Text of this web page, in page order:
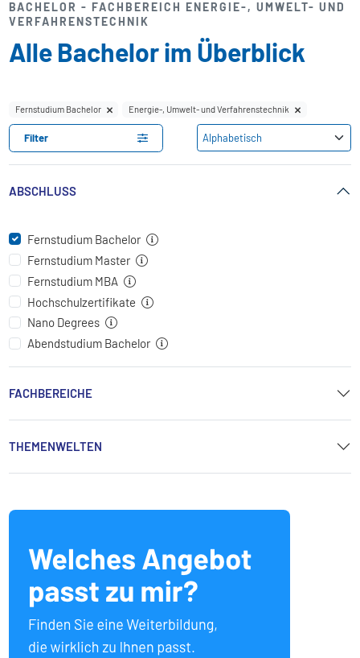
BACHELOR - FACHBEREICH ENERGIE-, UMWELT- UND
VERFAHRENSTECHNIK
Alle Bachelor im Überblick
Fernstudium Bachelor Energie-, Umwelt- und Verfahrenstechnik
Filter
ABSCHLUSS
Fernstudium Bachelor
Fernstudium Master
Fernstudium MBA
Hochschulzertifikate
Nano Degrees
Abendstudium Bachelor
FACHBEREICHE
THEMENWELTEN